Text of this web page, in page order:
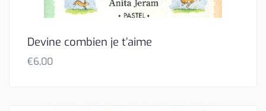
Devine combien je t’aime
€6,00